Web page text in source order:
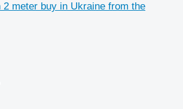
meter buy in Ukraine from the